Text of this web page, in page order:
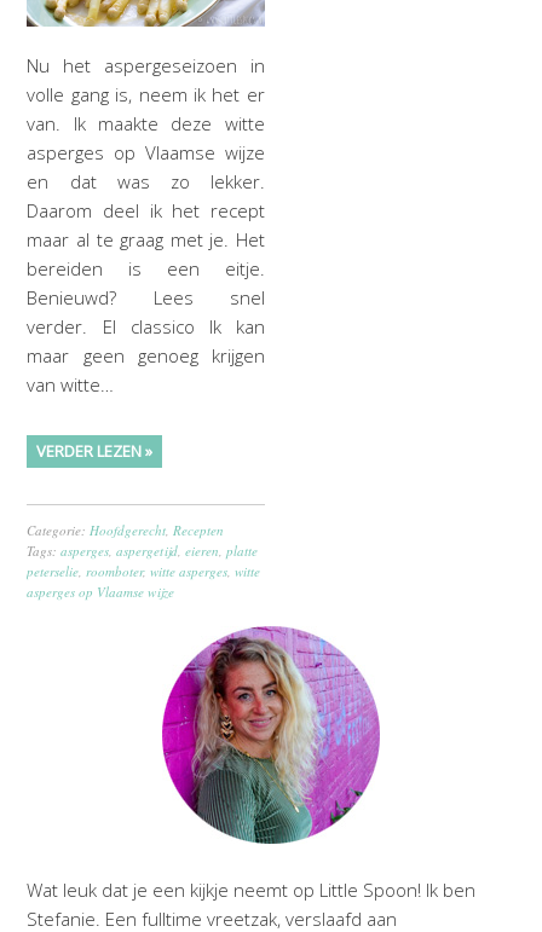
Nu het aspergeseizoen in
volle gang is, neem ik het er
van. Ik maakte deze witte
asperges op Vlaamse wijze
en dat was zo lekker.
Daarom deel ik het recept
maar al te graag met je. Het
bereiden is een eitje.
Benieuwd? Lees snel
verder. El classico Ik kan
maar geen genoeg krijgen
van witte…
VERDER LEZEN »
Categorie: Hoofdgerecht Recepten
Tags:asperges ,aspergetijd ,eieren ,platte
peterselie roomboter,witte asperges ,witte
asperges op Vlaamse wijze
Wat leuk dat je een kijkje neemt op Little Spoon! Ik ben
Stefanie. Een fulltime vreetzak, verslaafd aan